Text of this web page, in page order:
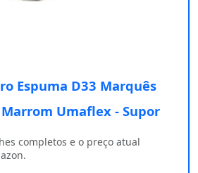
Espuma D33 Marquês
Umaflex - Supor
completos e o preço atual